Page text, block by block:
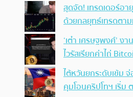
สุดจัด! เทรดเดอร์อ
ด้วยกลยุทธ์เทรดตาม
‘เต๋า เศรษฐพงศ์’ ง
ไวรัสเรียกค่าไถ่
ไต้หวันยกระดับเข้ม
คุมโอนคริปโทฯ เริ่ม